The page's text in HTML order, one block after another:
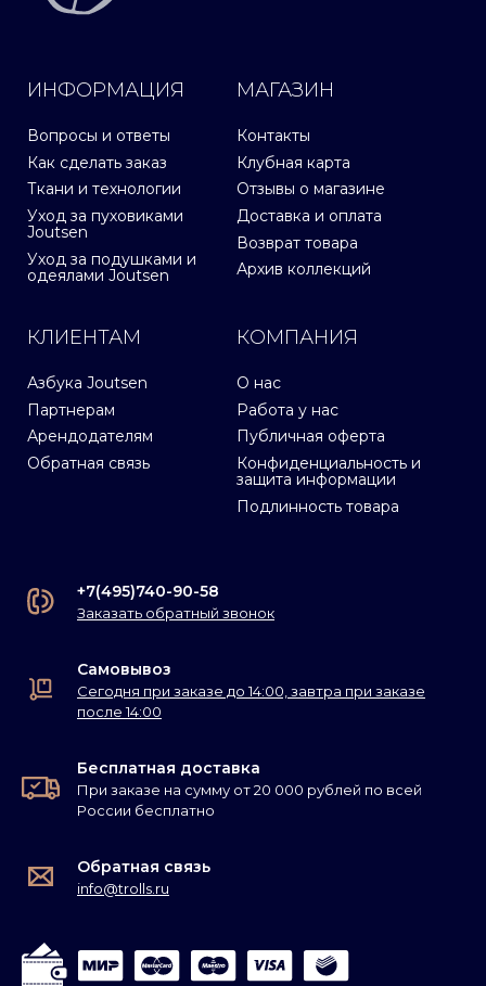
ИНФОРМАЦИЯ
Вопросы и ответы
Как сделать заказ
Ткани и технологии
Уход за пуховиками
Joutsen
Уход за подушками и
одеялами Joutsen
МАГАЗИН
Контакты
Клубная карта
Отзывы о магазине
Доставка и оплата
Возврат товара
Архив коллекций
КЛИЕНТАМ
Азбука Joutsen
Партнерам
Арендодателям
Обратная связь
КОМПАНИЯ
О нас
Работа у нас
Публичная оферта
Конфиденциальность и
защита информации
Подлинность товара
+7(495)740-90-58
Заказать обратный звонок
Самовывоз
Сегодня при заказе до 14:00, завтра при заказе
после 14:00
Бесплатная доставка
При заказе на сумму от 20 000 рублей по всей
России бесплатно
Обратная связь
info@trolls.ru